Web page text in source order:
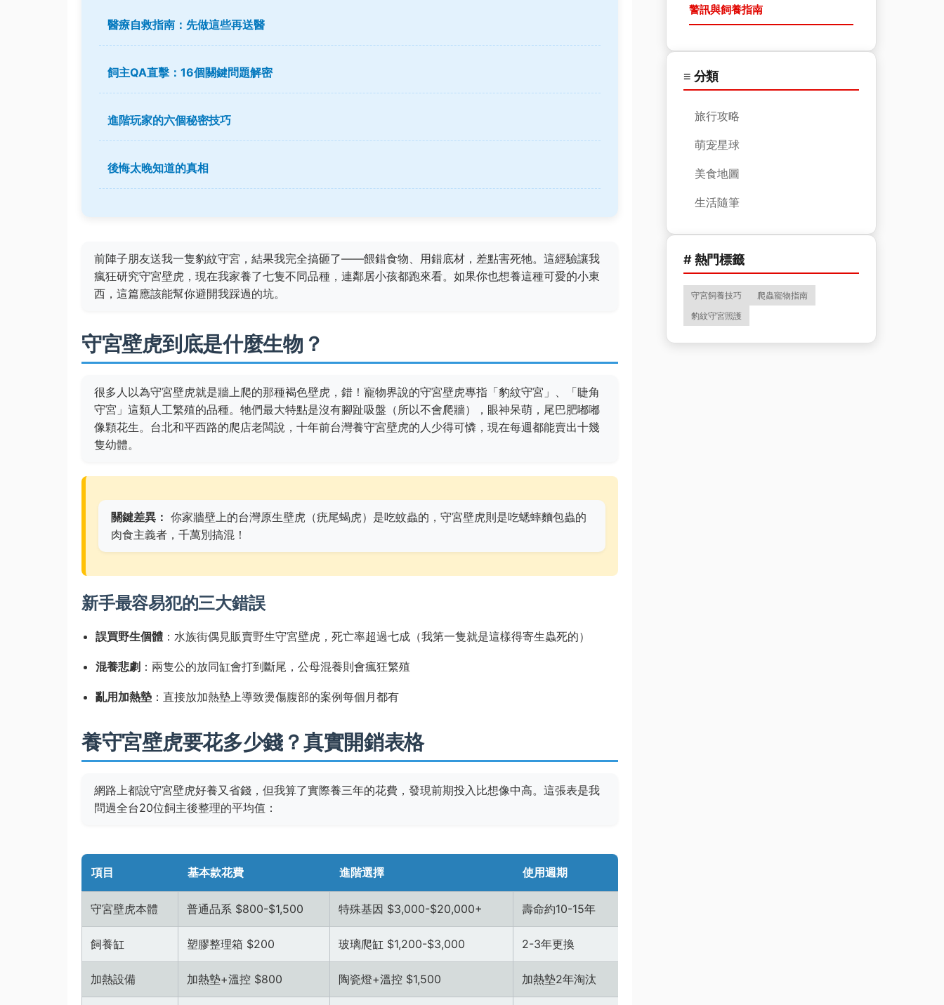
醫療自救指南：先做這些再送醫
飼主QA直擊：16個關鍵問題解密
進階玩家的六個秘密技巧
後悔太晚知道的真相
前陣子朋友送我一隻豹紋守宮，結果我完全搞砸了——餵錯食物、用錯底材，差點害死牠。這經驗讓我
瘋狂研究守宮壁虎，現在我家養了七隻不同品種，連鄰居小孩都跑來看。如果你也想養這種可愛的小東
西，這篇應該能幫你避開我踩過的坑。
守宮壁虎到底是什麼生物？
很多人以為守宮壁虎就是牆上爬的那種褐色壁虎，錯！寵物界說的守宮壁虎專指「豹紋守宮」、「睫角
守宮」這類人工繁殖的品種。牠們最大特點是沒有腳趾吸盤（所以不會爬牆），眼神呆萌，尾巴肥嘟嘟
像顆花生。台北和平西路的爬店老闆說，十年前台灣養守宮壁虎的人少得可憐，現在每週都能賣出十幾
隻幼體。
關鍵差異： 你家牆壁上的台灣原生壁虎（疣尾蝎虎）是吃蚊蟲的，守宮壁虎則是吃蟋蟀麵包蟲的
肉食主義者，千萬別搞混！
新手最容易犯的三大錯誤
誤買野生個體 ：水族街偶見販賣野生守宮壁虎，死亡率超過七成（我第一隻就是這樣得寄生蟲死的）
混養悲劇 ：兩隻公的放同缸會打到斷尾，公母混養則會瘋狂繁殖
亂用加熱墊 ：直接放加熱墊上導致燙傷腹部的案例每個月都有
養守宮壁虎要花多少錢？真實開銷表格
網路上都說守宮壁虎好養又省錢，但我算了實際養三年的花費，發現前期投入比想像中高。這張表是我
問過全台20位飼主後整理的平均值：
項目 基本款花費 進階選擇 使用週期
守宮壁虎本體 普通品系 $800-$1,500 特殊基因 $3,000-$20,000+ 壽命約10-15年
飼養缸 塑膠整理箱 $200 玻璃爬缸 $1,200-$3,000 2-3年更換
加熱設備 加熱墊+溫控 $800 陶瓷燈+溫控 $1,500 加熱墊2年淘汰
警訊與飼養指南
≡ 分類
旅行攻略
萌宠星球
美食地圖
生活隨筆
# 熱門標籤
守宮飼養技巧
爬蟲寵物指南
豹紋守宮照護